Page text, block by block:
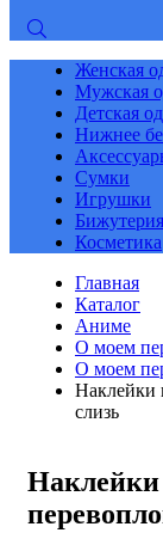
Женская
Мужская
Детская
Нижнее
Сумки
Игрушки
Бижутерия
Косметика
Главная
Каталог
Аниме
О моем
О моем
Наклейки
слизь